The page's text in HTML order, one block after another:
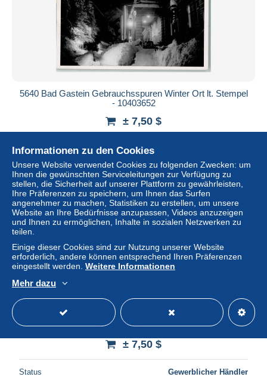
5640 Bad Gastein Gebrauchsspuren Winter Ort lt. Stempel
- 10403652
± 7,50 $
Status
Neu
6330 Kufstein Gebrauchsspuren Berghaus Hinterdux u.
Gasthaus Schneerose ... - 10403276
± 7,50 $
Status Gewerblicher Händler
Informationen zu den Cookies
Unsere Website verwendet Cookies zu folgenden Zwecken: um
Ihnen die gewünschten Serviceleitungen zur Verfügung zu
stellen, die Sicherheit auf unserer Plattform zu gewährleisten,
Ihre Präferenzen zu speichern, um Ihnen das Surfen
angenehmer zu machen, Statistiken zu erstellen, um unsere
Website an Ihre Bedürfnisse anzupassen, Videos anzuzeigen
und Ihnen zu ermöglichen, Inhalte in sozialen Netzwerken zu
teilen.
Einige dieser Cookies sind zur Nutzung unserer Website
erforderlich, andere können entsprechend Ihren Präferenzen
eingestellt werden. Weitere Informationen
Mehr dazu